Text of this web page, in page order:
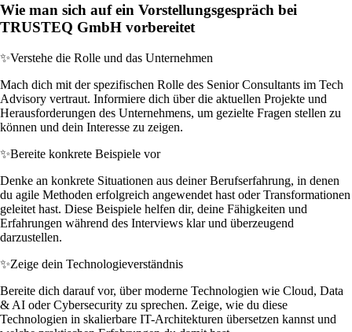
Wie man sich auf ein Vorstellungsgespräch bei
TRUSTEQ GmbH vorbereitet
✨Verstehe die Rolle und das Unternehmen
Mach dich mit der spezifischen Rolle des Senior Consultants im Tech
Advisory vertraut. Informiere dich über die aktuellen Projekte und
Herausforderungen des Unternehmens, um gezielte Fragen stellen zu
können und dein Interesse zu zeigen.
✨Bereite konkrete Beispiele vor
Denke an konkrete Situationen aus deiner Berufserfahrung, in denen
du agile Methoden erfolgreich angewendet hast oder Transformationen
geleitet hast. Diese Beispiele helfen dir, deine Fähigkeiten und
Erfahrungen während des Interviews klar und überzeugend
darzustellen.
✨Zeige dein Technologieverständnis
Bereite dich darauf vor, über moderne Technologien wie Cloud, Data
& AI oder Cybersecurity zu sprechen. Zeige, wie du diese
Technologien in skalierbare IT-Architekturen übersetzen kannst und